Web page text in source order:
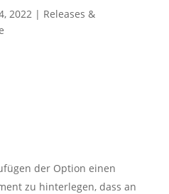
2022| Releases &
der Option einen
zu hinterlegen, dass an